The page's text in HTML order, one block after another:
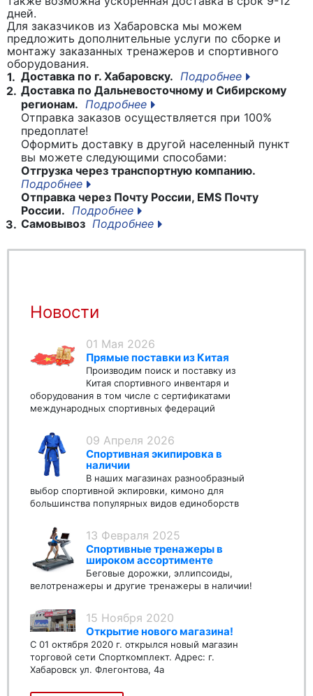
дней.
Для заказчиков из Хабаровска мы можем
предложить дополнительные услуги по сборке и
монтажу заказанных тренажеров и спортивного
оборудования.
1. Доставка по г. Хабаровску. Подробнее
2. Доставка по Дальневосточному и Сибирскому
регионам. Подробнее
Отправка заказов осуществляется при 100%
предоплате!
Оформить доставку в другой населенный пункт
вы можете следующими способами:
Отгрузка через транспортную компанию.
Подробнее
Отправка через Почту России, EMS Почту
России. Подробнее
3. Самовывоз Подробнее
Новости
01 Мая 2026
Прямые поставки из Китая
Производим поиск и поставку из
Китая спортивного инвентаря и
оборудования в том числе с сертификатами
международных спортивных федераций
09 Апреля 2026
Спортивная экипировка в
наличии
В наших магазинах разнообразный
выбор спортивной экпировки, кимоно для
большинства популярных видов единоборств
13 Февраля 2025
Спортивные тренажеры в
широком ассортименте
Беговые дорожки, эллипсоиды,
велотренажеры и другие тренажеры в наличии!
15 Ноября 2020
Открытие нового магазина!
С 01 октября 2020 г. открылся новый магазин
торговой сети Спорткомплект. Адрес: г.
Хабаровск ул. Флегонтова, 4а